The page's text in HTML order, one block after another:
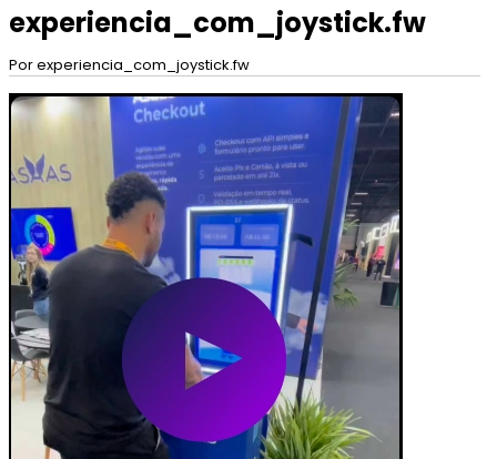
experiencia_com_joystick.fw
Por experiencia_com_joystick.fw